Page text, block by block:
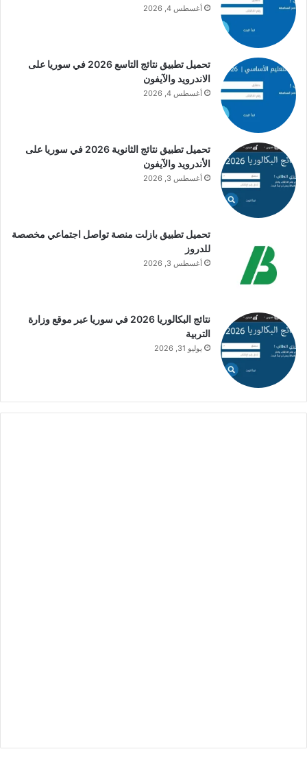
أغسطس 4, 2026
تحميل تطبيق نتائج التاسع 2026 في سوريا على
الاندرويد والآيفون
أغسطس 4, 2026
تحميل تطبيق نتائج الثانوية 2026 في سوريا على
الأندرويد والآيفون
أغسطس 3, 2026
تحميل تطبيق بازلت منصة تواصل اجتماعي مخصصة
للدروز
أغسطس 3, 2026
نتائج البكالوريا 2026 في سوريا عبر موقع وزارة
التربية
يوليو 31, 2026